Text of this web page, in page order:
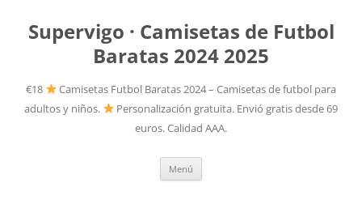
Supervigo · Camisetas de Futbol
Baratas 2024 2025
€18
Camisetas Futbol Baratas 2024 – Camisetas de futbol para
adultos y niños.
Personalización gratuita. Envió gratis desde 69
euros. Calidad AAA.
Menú